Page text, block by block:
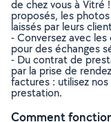
de chez vous à Vitré
proposés, les
laissés par leurs
- Conversez avec
pour des échanges
- Du contrat de
par la prise de
factures : utilisez
prestation.
Comment